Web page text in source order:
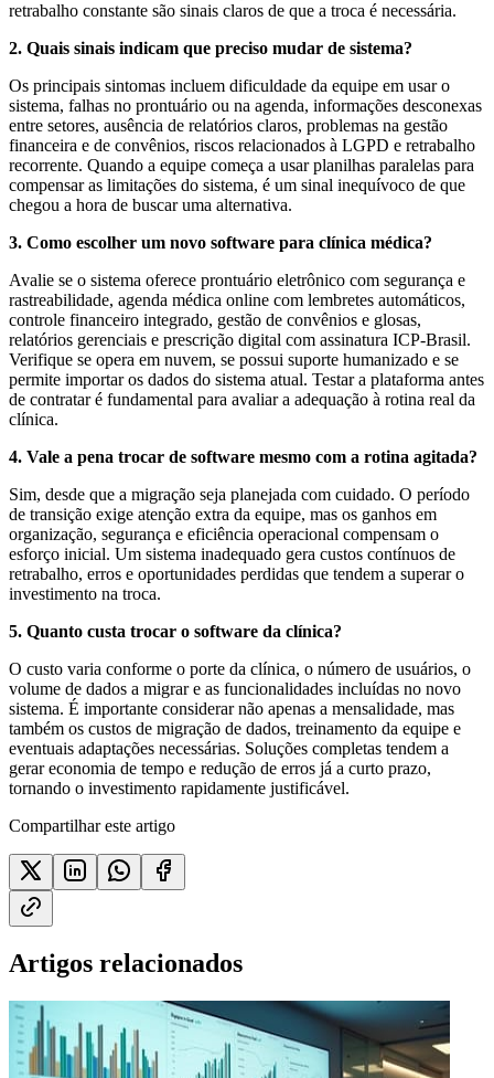
retrabalho constante são sinais claros de que a troca é necessária.
2. Quais sinais indicam que preciso mudar de sistema?
Os principais sintomas incluem dificuldade da equipe em usar o
sistema, falhas no prontuário ou na agenda, informações desconexas
entre setores, ausência de relatórios claros, problemas na gestão
financeira e de convênios, riscos relacionados à LGPD e retrabalho
recorrente. Quando a equipe começa a usar planilhas paralelas para
compensar as limitações do sistema, é um sinal inequívoco de que
chegou a hora de buscar uma alternativa.
3. Como escolher um novo software para clínica médica?
Avalie se o sistema oferece prontuário eletrônico com segurança e
rastreabilidade, agenda médica online com lembretes automáticos,
controle financeiro integrado, gestão de convênios e glosas,
relatórios gerenciais e prescrição digital com assinatura ICP-Brasil.
Verifique se opera em nuvem, se possui suporte humanizado e se
permite importar os dados do sistema atual. Testar a plataforma antes
de contratar é fundamental para avaliar a adequação à rotina real da
clínica.
4. Vale a pena trocar de software mesmo com a rotina agitada?
Sim, desde que a migração seja planejada com cuidado. O período
de transição exige atenção extra da equipe, mas os ganhos em
organização, segurança e eficiência operacional compensam o
esforço inicial. Um sistema inadequado gera custos contínuos de
retrabalho, erros e oportunidades perdidas que tendem a superar o
investimento na troca.
5. Quanto custa trocar o software da clínica?
O custo varia conforme o porte da clínica, o número de usuários, o
volume de dados a migrar e as funcionalidades incluídas no novo
sistema. É importante considerar não apenas a mensalidade, mas
também os custos de migração de dados, treinamento da equipe e
eventuais adaptações necessárias. Soluções completas tendem a
gerar economia de tempo e redução de erros já a curto prazo,
tornando o investimento rapidamente justificável.
Compartilhar este artigo
Artigos relacionados